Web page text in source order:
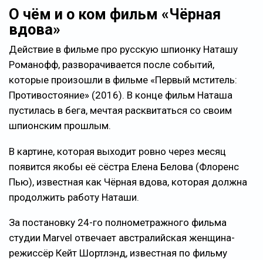
О чём и о ком фильм «Чёрная
вдова»
Действие в фильме про русскую шпионку Наташу
Романофф, разворачивается после событий,
которые произошли в фильме «Первый мститель:
Противостояние» (2016). В конце фильм Наташа
пустилась в бега, мечтая расквитаться со своим
шпионским прошлым.
В картине, которая выходит ровно через месяц
появится якобы её сёстра Елена Белова (Флоренс
Пью), известная как Чёрная вдова, которая должна
продолжить работу Наташи.
За постановку 24-го полнометражного фильма
студии Marvel отвечает австралийская женщина-
режиссёр Кейт Шортлэнд, известная по фильму